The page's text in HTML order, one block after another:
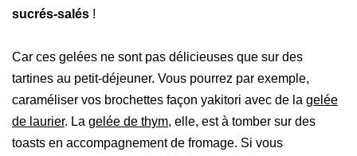
sucrés-salés !
Car ces gelées ne sont pas délicieuses que sur des
tartines au petit-déjeuner. Vous pourrez par exemple,
caraméliser vos brochettes façon yakitori avec de la gelée
de laurier. La gelée de thym, elle, est à tomber sur des
toasts en accompagnement de fromage. Si vous